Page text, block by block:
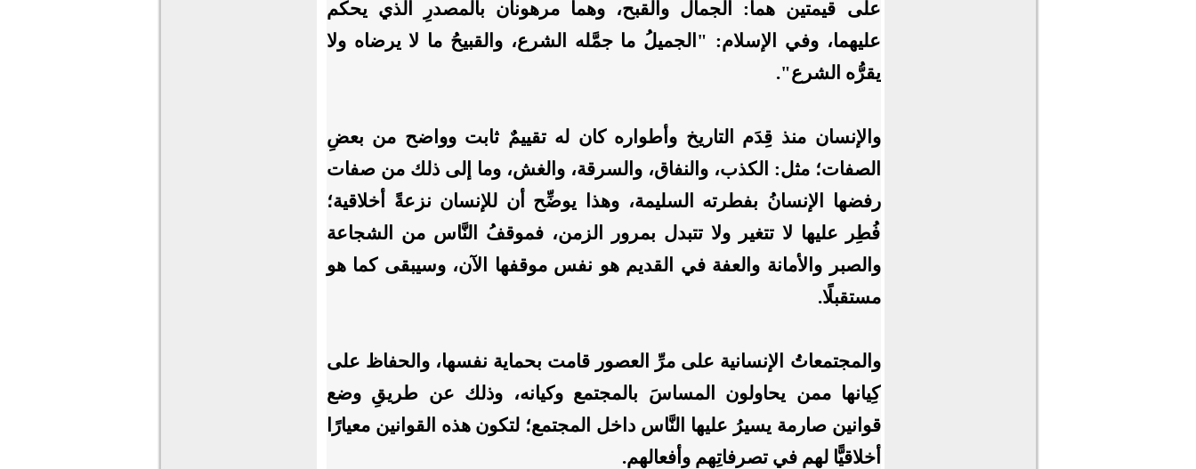
على قيمتين هما: الجمال والقبح، وهما مرهونان بالمصدرِ الذي يحكم
عليهما، وفي الإسلام: "الجميلُ ما جمَّله الشرع، والقبيحُ ما لا يرضاه ولا
يقرُّه الشرع".
والإنسان منذ قِدَم التاريخ وأطواره كان له تقييمٌ ثابت وواضح من بعضِ
الصفات؛ مثل: الكذب، والنفاق، والسرقة، والغش، وما إلى ذلك من صفات
رفضها الإنسانُ بفطرته السليمة، وهذا يوضِّح أن للإنسان نزعةً أخلاقية؛
فُطِر عليها لا تتغير ولا تتبدل بمرور الزمن، فموقفُ النَّاس من الشجاعة
والصبر والأمانة والعفة في القديم هو نفس موقفها الآن، وسيبقى كما هو
مستقبلًا.
والمجتمعاتُ الإنسانية على مرِّ العصور قامت بحماية نفسها، والحفاظ على
كِيانها ممن يحاولون المساسَ بالمجتمع وكيانه، وذلك عن طريقِ وضع
قوانين صارمة يسيرُ عليها النَّاس داخل المجتمع؛ لتكون هذه القوانين معيارًا
أخلاقيًّا لهم في تصرفاتِهم وأفعالهم.